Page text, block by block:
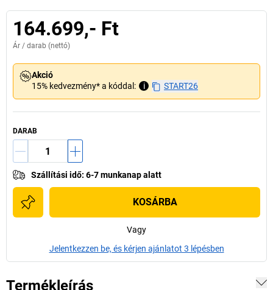
164.699,- Ft
Ár / darab (nettó)
Akció
15% kedvezmény* a kóddal:
i START26
DARAB
Szállítási idő: 6-7 munkanap alatt
KOSÁRBA
Vagy
Jelentkezzen be, és kérjen ajánlatot 3 lépésben
Termékleírás